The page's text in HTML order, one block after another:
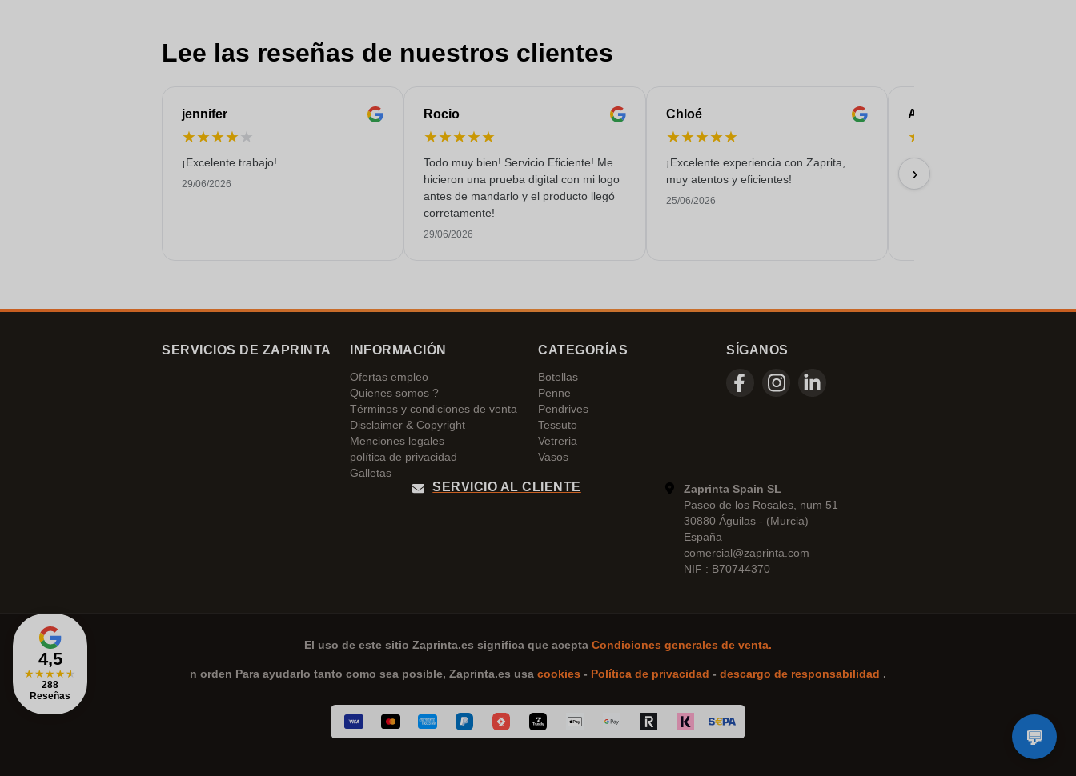
Lee las reseñas de nuestros clientes
jennifer
★★★★★
¡Excelente trabajo!
29/06/2026
Rocio
★★★★★
Todo muy bien! Servicio Eficiente! Me
hicieron una prueba digital con mi logo
antes de mandarlo y el producto llegó
corretamente!
29/06/2026
Chloé
★★★★★
¡Excelente experiencia con Zaprita,
muy atentos y eficientes!
25/06/2026
ALAN.
★
25/06/2026
›
4,5
★★★★★
288
Reseñas
SERVICIOS DE ZAPRINTA INFORMACIÓN
Ofertas empleo
Quienes somos ?
Términos y condiciones de venta
Disclaimer & Copyright
Menciones legales
política de privacidad
Galletas
CATEGORÍAS
Botellas
Penne
Pendrives
Tessuto
Vetreria
Vasos
SÍGANOS
SERVICIO AL CLIENTE
Zaprinta Spain SL
Paseo de los Rosales, num 51
30880 Águilas - (Murcia)
España
comercial@zaprinta.com
NIF : B70744370
El uso de este sitio Zaprinta.es significa que acepta Condiciones generales de venta.
n orden Para ayudarlo tanto como sea posible, Zaprinta.es usa cookies - Política de privacidad - descargo de responsabilidad .